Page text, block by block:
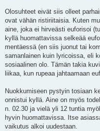
Olosuhteet eivät siis olleet
ovat vähän ristiriitaisia. Kuten
aine, joka ei hirveästi euforisoi
kyllä huomattavissa selkeää
mentäessä (en siis juonut tai
samanlainen kuin lyricoissa, eli
sosiaalinen olo. Tämän takia
liikaa, kun rupeaa jahtaamaan
Nuokkumiseen pystyin tosiaan
onnistui kyllä. Aine on myös
n. 02.30 ja vielä yli 12 tuntia
hyvin huomattavissa. Itse
vaikutus alkoi uudestaan.